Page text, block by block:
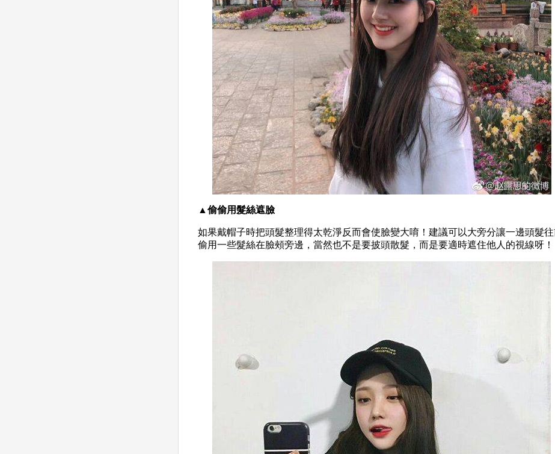
▲偷偷用髮絲遮臉
如果戴帽子時把頭髮整理得太乾淨反而會使臉變大唷！建議可以大旁分讓一邊頭髮
偷用一些髮絲在臉頰旁邊，當然也不是要披頭散髮，而是要適時遮住他人的視線呀！